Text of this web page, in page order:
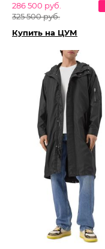
286 500 руб.
325 500 руб.
Купить на ЦУМ